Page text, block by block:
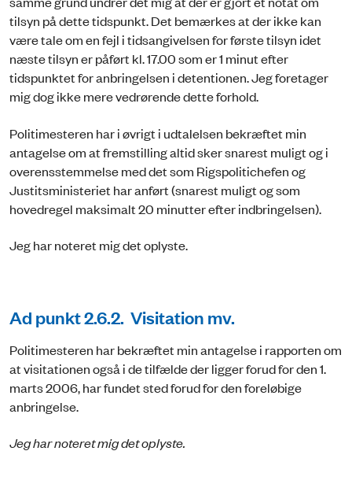
tilsyn på dette tidspunkt. Det bemærkes at der ikke kan
være tale om en fejl i tidsangivelsen for første tilsyn idet
næste tilsyn er påført kl. 17.00 som er 1 minut efter
tidspunktet for anbringelsen i detentionen. Jeg foretager
mig dog ikke mere vedrørende dette forhold.
Politimesteren har i øvrigt i udtalelsen bekræftet min
antagelse om at fremstilling altid sker snarest muligt og i
overensstemmelse med det som Rigspolitichefen og
Justitsministeriet har anført (snarest muligt og som
hovedregel maksimalt 20 minutter efter indbringelsen).
Jeg har noteret mig det oplyste.
Ad punkt 2.6.2. Visitation mv.
Politimesteren har bekræftet min antagelse i rapporten om
at visitationen også i de tilfælde der ligger forud for den 1.
marts 2006, har fundet sted forud for den foreløbige
anbringelse.
Jeg har noteret mig det oplyste.